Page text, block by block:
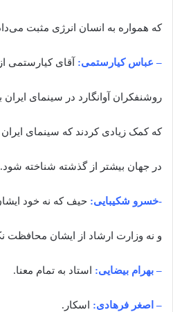
که همواره به انسان انرژی مثبت
– عباس کیارستمی: آقای کیارستمی
روشنفکران آوانگارد در سینمای ایران
که کمک زیادی کردند که سینمای ایران
در جهان بیشتر از گذشته شناخته شود.
-خسرو شکیبایی: حیف که نه خود
و نه وزارت ارشاد از ایشان محافظت
– بهرام بیضایی: استاد به تمام معنا.
– اصغر فرهادی: اسکار.